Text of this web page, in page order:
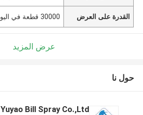
القدرة على العرض 30000 قطعة في اليوم
عرض المزيد
حول نا
Yuyao Bill Spray Co.,Ltd